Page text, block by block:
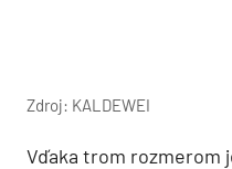
Zdroj: KALDEWEI
Vďaka trom rozmerom